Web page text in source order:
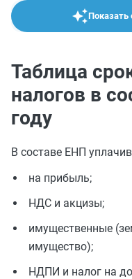
Показать
Таблица
налогов в
году
В составе ЕНП
на прибыль;
НДС и акцизы;
имущественные
имущество);
НДПИ и налог на